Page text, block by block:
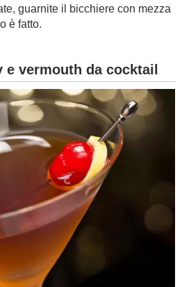
guarnite il bicchiere con mezza
è fatto.
vermouth da cocktail